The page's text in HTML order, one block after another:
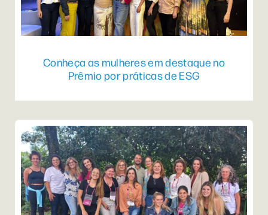
Conheça as mulheres em destaque no
Prêmio por práticas de ESG